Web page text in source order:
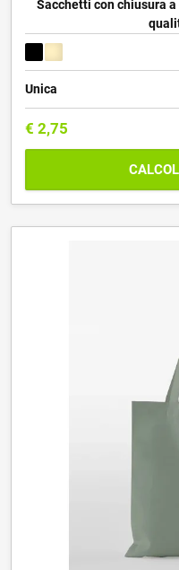
Sacchetti con chiusura
Unica
€ 2,75